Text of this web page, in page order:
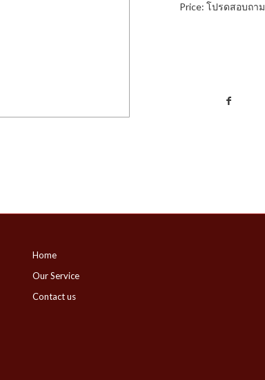
Price: โปรดสอบถาม
Home
Our Service
Contact us